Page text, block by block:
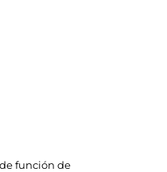
función de